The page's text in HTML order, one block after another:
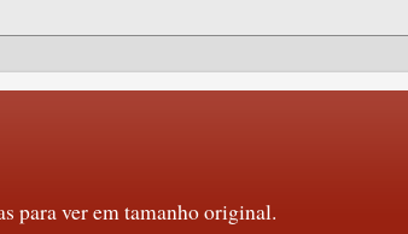
para ver em tamanho original.